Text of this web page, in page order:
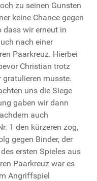
zu seinen Gunsten
keine Chance gegen
dass wir erneut in
nach einer
Paarkreuz. Hierbei
Christian trotz
gratulieren musste.
uns die Siege
gaben wir dann
auch
1 den kürzeren zog,
gegen Binder, der
ersten Spieles aus
Paarkreuz war es
Angriffspiel